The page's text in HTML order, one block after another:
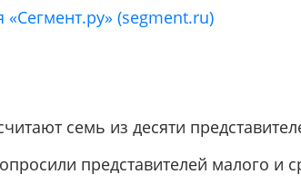
«Сегмент.ру» (segment.ru)
семь из десяти
представителей малого и